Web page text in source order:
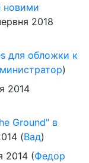
новими
2018
для обложки к
)
2014
Ground" в
(Вад)
2014 (Федор